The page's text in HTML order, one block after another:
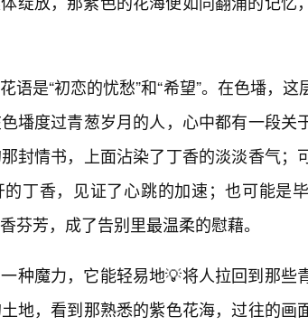
语是“初恋的忧愁”和“希望”。在色墦，这
墦度过青葱岁月的人，心中都有一段关
封情书，上面沾染了丁香的淡淡香气；
丁香，见证了心跳的加速；也可能是
芬芳，成了告别里最温柔的慰藉。
种魔力，它能轻易地💡将人拉回到那些
地，看到那熟悉的紫色花海，过往的画